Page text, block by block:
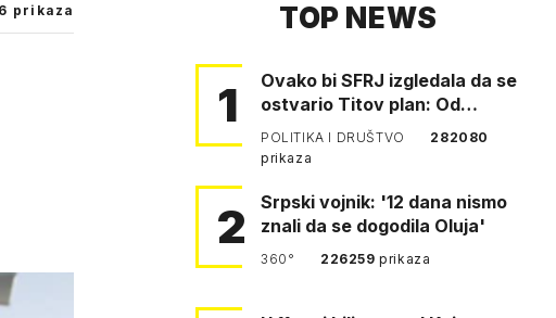
prikaza TOP NEWS
1
Ovako bi SFRJ izgledala da se
ostvario Titov plan: Od
Klagenfurta do Istanbula!
POLITIKA I DRUŠTVO
282080
prikaza
2
Srpski vojnik: '12 dana nismo
znali da se dogodila Oluja'
360° 226259prikaza